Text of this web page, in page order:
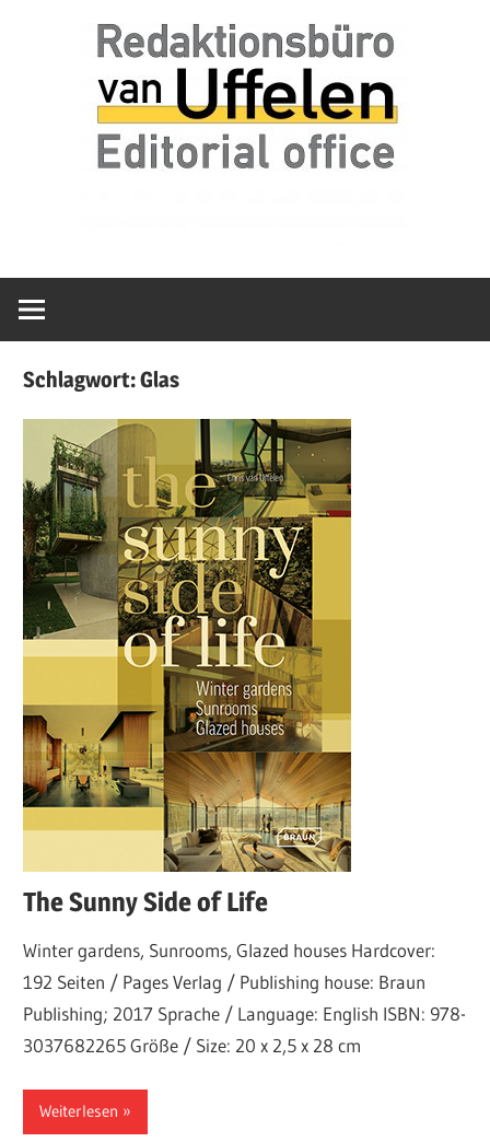
van
Schlagwort:Glas
The Sunny Side of Life
Winter gardens, Sunrooms, Glazed houses Hardcover:
192 Seiten / Pages Verlag / Publishing house: Braun
Publishing; 2017 Sprache / Language: English ISBN: 978-
3037682265 Größe / Size: 20 x 2,5 x 28 cm
Weiterlesen